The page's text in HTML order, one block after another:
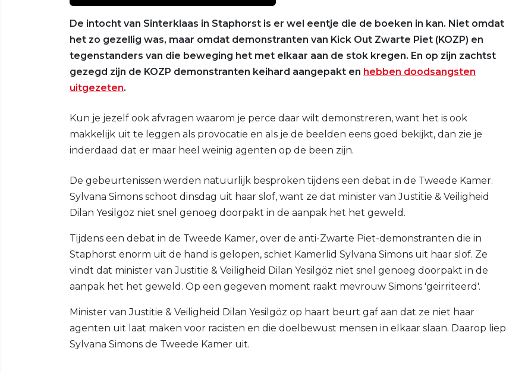
De intocht van Sinterklaas in Staphorst is er wel eentje die de boeken in kan. Niet omdat
het zo gezellig was, maar omdat demonstranten van Kick Out Zwarte Piet (KOZP) en
tegenstanders van die beweging het met elkaar aan de stok kregen. En op zijn zachtst
gezegd zijn de KOZP demonstranten keihard aangepakt en hebben doodsangsten
uitgezeten.
Kun je jezelf ook afvragen waarom je perce daar wilt demonstreren, want het is ook
makkelijk uit te leggen als provocatie en als je de beelden eens goed bekijkt, dan zie je
inderdaad dat er maar heel weinig agenten op de been zijn.
De gebeurtenissen werden natuurlijk besproken tijdens een debat in de Tweede Kamer.
Sylvana Simons schoot dinsdag uit haar slof, want ze dat minister van Justitie & Veiligheid
Dilan Yesilgöz niet snel genoeg doorpakt in de aanpak het het geweld.
Tijdens een debat in de Tweede Kamer, over de anti-Zwarte Piet-demonstranten die in
Staphorst enorm uit de hand is gelopen, schiet Kamerlid Sylvana Simons uit haar slof. Ze
vindt dat minister van Justitie & Veiligheid Dilan Yesilgöz niet snel genoeg doorpakt in de
aanpak het het geweld. Op een gegeven moment raakt mevrouw Simons 'geirriteerd'.
Minister van Justitie & Veiligheid Dilan Yesilgöz op haart beurt gaf aan dat ze niet haar
agenten uit laat maken voor racisten en die doelbewust mensen in elkaar slaan. Daarop liep
Sylvana Simons de Tweede Kamer uit.